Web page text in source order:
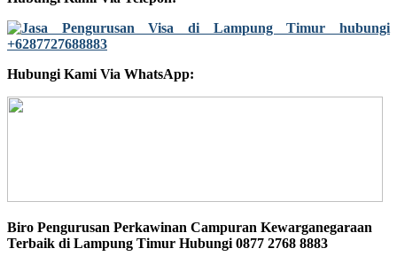
Hubungi Kami Via WhatsApp:
Biro Pengurusan Perkawinan Campuran Kewarganegaraan
Terbaik di Lampung Timur Hubungi 0877 2768 8883